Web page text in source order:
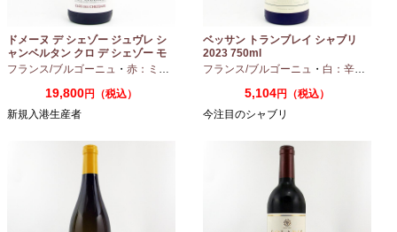
ドメーヌ デ シェゾー ジュヴレ シ
ャンベルタン クロ デ シェゾー モ
ノポール 2023 750ml
フランス/ブルゴーニュ ・ 赤：ミディアムボディ ・ピノノワール
19,800円（税込）
新規入港生産者
ベッサン トランブレイ シャブリ
2023 750ml
フランス/ブルゴーニュ ・ 白：辛口
5,104円（税込）
今注目のシャブリ